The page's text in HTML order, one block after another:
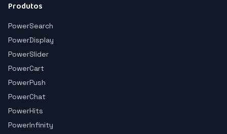
Produtos
PowerSearch
PowerDisplay
PowerSlider
PowerCart
PowerPush
PowerChat
PowerHits
PowerInfinity